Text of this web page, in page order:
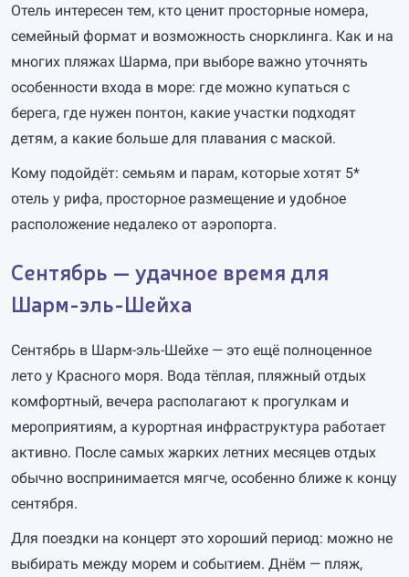
Отель интересен тем, кто ценит просторные номера,
семейный формат и возможность снорклинга. Как и на
многих пляжах Шарма, при выборе важно уточнять
особенности входа в море: где можно купаться с
берега, где нужен понтон, какие участки подходят
детям, а какие больше для плавания с маской.
Кому подойдёт: семьям и парам, которые хотят 5*
отель у рифа, просторное размещение и удобное
расположение недалеко от аэропорта.
Сентябрь — удачное время для
Шарм-эль-Шейха
Сентябрь в Шарм-эль-Шейхе — это ещё полноценное
лето у Красного моря. Вода тёплая, пляжный отдых
комфортный, вечера располагают к прогулкам и
мероприятиям, а курортная инфраструктура работает
активно. После самых жарких летних месяцев отдых
обычно воспринимается мягче, особенно ближе к концу
сентября.
Для поездки на концерт это хороший период: можно не
выбирать между морем и событием. Днём — пляж,